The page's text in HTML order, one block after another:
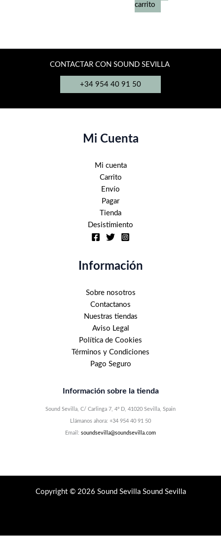
era:
1.322,00€.650,00€.
carrito
CONTACTAR CON SOUND SEVILLA
+34 954 40 91 50
Mi Cuenta
Mi cuenta
Carrito
Envío
Pagar
Tienda
Desistimiento
Información
Sobre nosotros
Contactanos
Nuestras tiendas
Aviso Legal
Política de Cookies
Términos y Condiciones
Pago Seguro
Información sobre la tienda
Sound Sevilla, C/ Carlinga 7, 4º D, 41020 Sevilla, Spain
Llámanos ahora: +34 954 40 91 50
Email: soundsevilla@soundsevilla.com
Copyright © 2026 Sound Sevilla Sound Sevilla